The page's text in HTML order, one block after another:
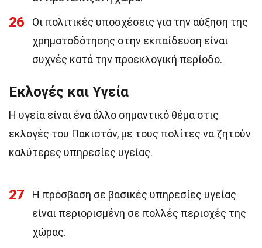
26
Οι πολιτικές υποσχέσεις για την αύξηση της
χρηματοδότησης στην εκπαίδευση είναι
συχνές κατά την προεκλογική περίοδο.
Εκλογές και Υγεία
Η υγεία είναι ένα άλλο σημαντικό θέμα στις
εκλογές του Πακιστάν, με τους πολίτες να ζητούν
καλύτερες υπηρεσίες υγείας.
27
Η πρόσβαση σε βασικές υπηρεσίες υγείας
είναι περιορισμένη σε πολλές περιοχές της
χώρας.